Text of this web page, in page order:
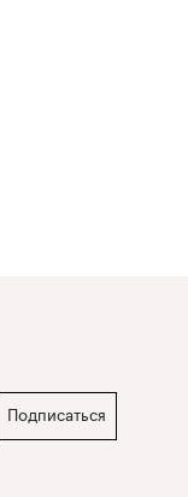
Подписаться